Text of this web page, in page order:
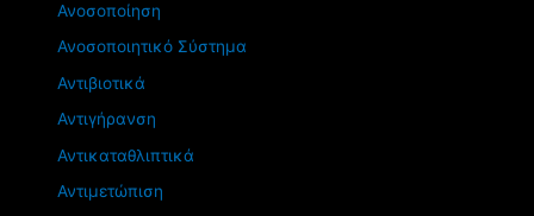
Ανοσοποίηση
Ανοσοποιητικό Σύστημα
Αντιβιοτικά
Αντιγήρανση
Αντικαταθλιπτικά
Αντιμετώπιση